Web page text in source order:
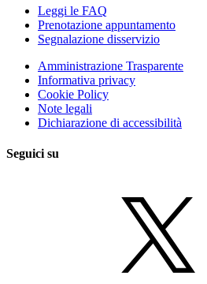
Leggi le FAQ
Prenotazione appuntamento
Segnalazione disservizio
Amministrazione Trasparente
Informativa privacy
Cookie Policy
Note legali
Dichiarazione di accessibilità
Seguici su